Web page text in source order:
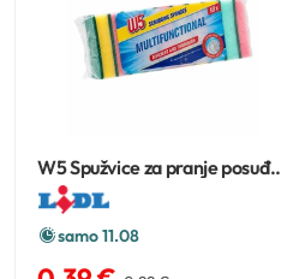
W5 Spužvice za pranje posuđa
10 kom
samo 11.08